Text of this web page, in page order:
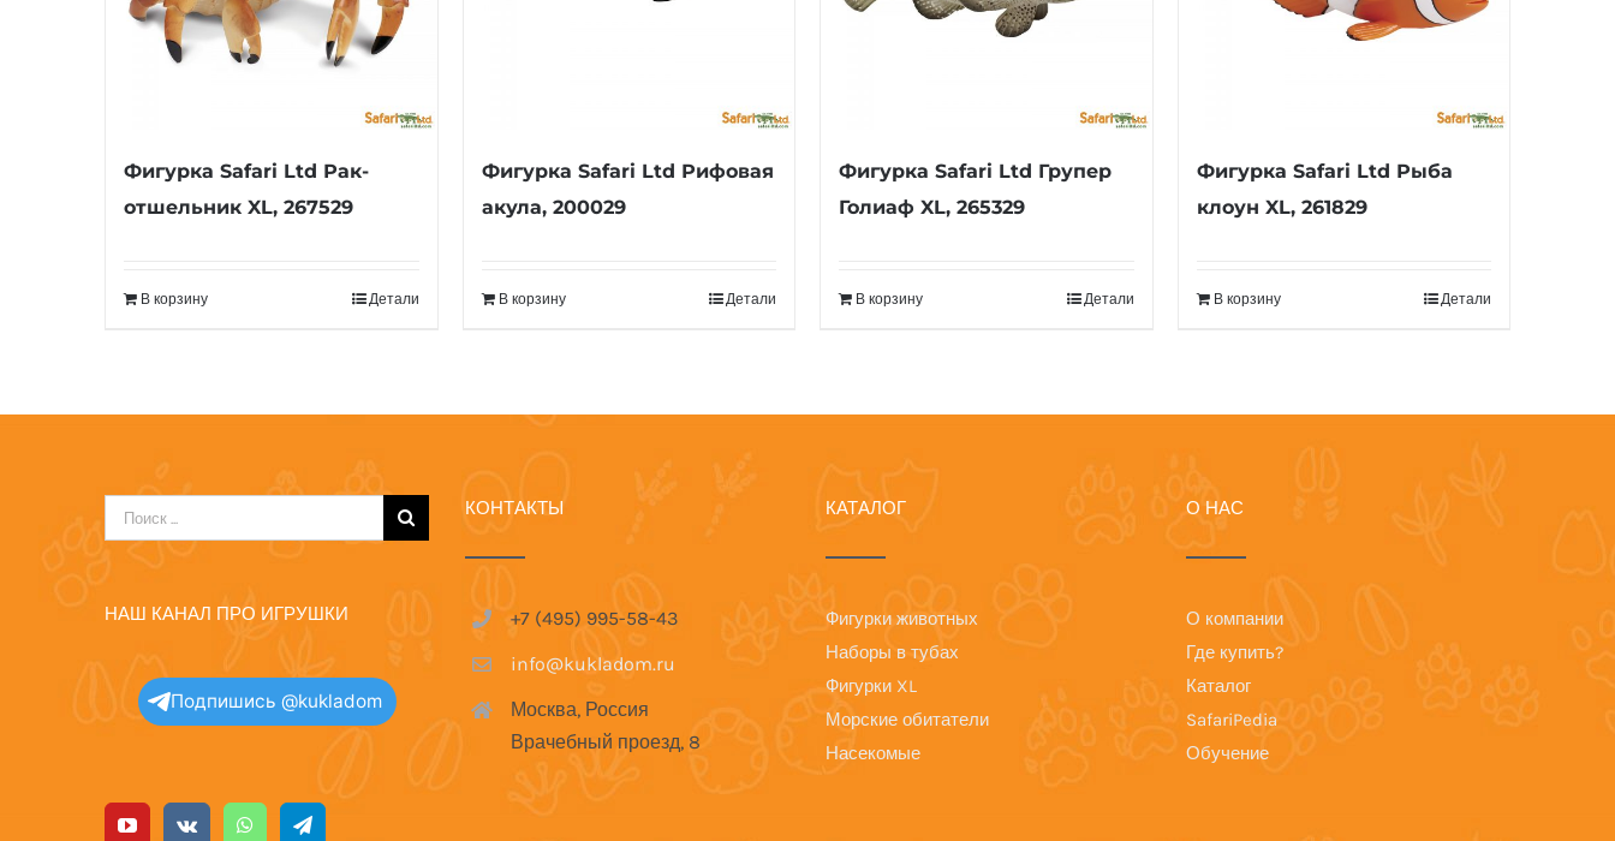
Фигурка Safari Ltd Рак-
отшельник XL, 267529
В корзину Детали
Фигурка Safari Ltd Рифовая
акула, 200029
В корзину Детали
Фигурка Safari Ltd Групер
Голиаф XL, 265329
В корзину Детали
Фигурка Safari Ltd Рыба
клоун XL, 261829
В корзину Детали
Результат
поиска:
НАШ КАНАЛ ПРО ИГРУШКИ
Подпишись @kukladom
КОНТАКТЫ
+7 (495) 995-58-43
info@kukladom.ru
Москва, Россия
Врачебный проезд, 8
КАТАЛОГ
Фигурки животных
Наборы в тубах
Фигурки XL
Морские обитатели
Насекомые
О НАС
О компании
Где купить?
Каталог
SafariPedia
Обучение